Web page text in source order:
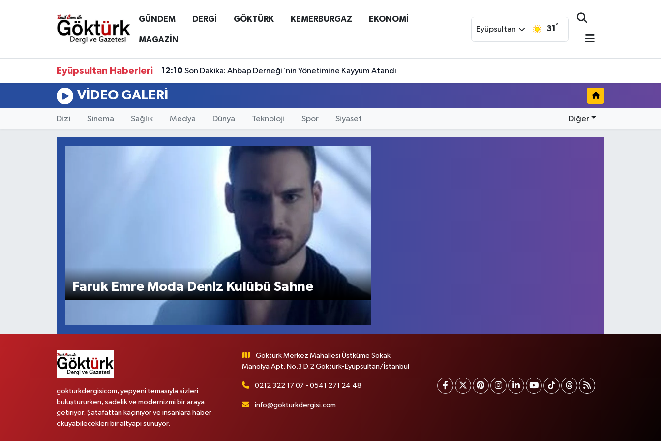
GÜNDEM DERGİ GÖKTÜRK KEMERBURGAZ EKONOMİ
MAGAZİN
Eyüpsultan 31 °
Eyüpsultan Haberleri 12:10 Son Dakika: Ahbap Derneği'nin Yönetimine Kayyum Atandı
VIDEO GALERI
Dizi Sinema Sağlık Medya Dünya Teknoloji Spor Siyaset Diğer
Faruk Emre Moda Deniz Kulübü Sahne
gokturkdergisicom, yepyeni temasıyla sizleri
buluştururken, sadelik ve modernizmi bir araya
getiriyor. Şatafattan kaçınıyor ve insanlara haber
okuyabilecekleri bir altyapı sunuyor.
Göktürk Merkez Mahallesi Üstküme Sokak
Manolya Apt. No.3 D.2 Göktürk-Eyüpsultan/İstanbul
0212 322 17 07 - 0541 271 24 48
info@gokturkdergisi.com
Anne Çocuk
EĞİTİM
MAGAZİN
TEKNOLOJİ
TİCARET
Eyüpsultan Hava Durumu
Süper Lig Puan Durumu ve Fikstür
Son Dakika Haberleri